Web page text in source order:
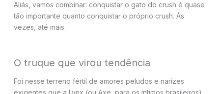
Aliás, vamos combinar: conquistar o gato do crush é quase
tão importante quanto conquistar o próprio crush. Às
vezes, até mais.
O truque que virou tendência
Foi nesse terreno fértil de amores peludos e narizes